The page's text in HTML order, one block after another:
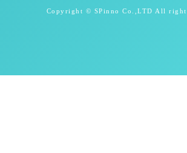
Copyright © SPinno Co.,LTD All right